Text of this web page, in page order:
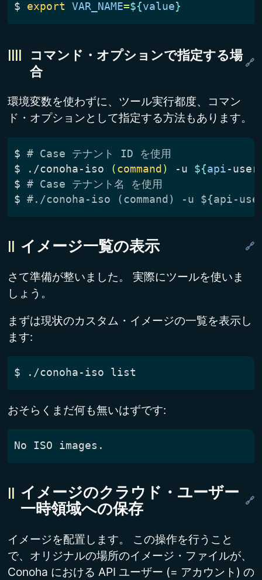
$ export VAR_NAME=${value}
コマンド・オプションで指定する場
合
環境変数を使わずに、ツール実行都度、コマン
ド・オプションとして指定する方法もあります。
$ # Case テナント ID を使用
$ ./conoha-iso ( command ) -u ${api -
$ # Case テナント名 を使用
$ #./conoha-iso (command) -u ${api-
イメージ一覧の表示
さて準備が整いました。 実際にツールを使いま
しょう。
まずは現状のカスタム・イメージの一覧を表示し
ます:
$
おそらくまだ何も無いはずです:
イメージのクラウド・ユーザー
一時領域への保存
イメージを配置します。 この操作を行うこと
で、オリジナルの場所のイメージ・ファイルが、
Conoha における API ユーザー (= アカウント) の